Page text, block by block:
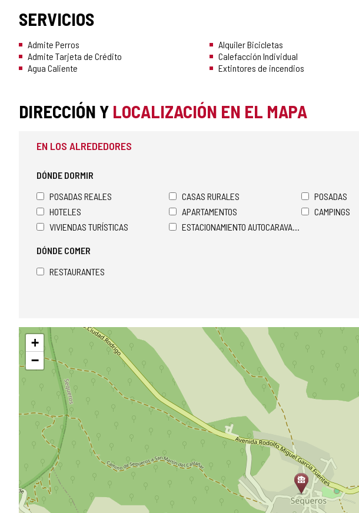
SERVICIOS
Admite Perros
Admite Tarjeta de Crédito
Agua Caliente
Alquiler Bicicletas
Calefacción Individual
Extintores de incendios
DIRECCIÓN Y LOCALIZACIÓN EN EL MAPA
EN LOS ALREDEDORES
DÓNDE DORMIR
POSADAS REALES
CASAS RURALES POSADAS
HOTELES
APARTAMENTOS CAMPINGS
VIVIENDAS TURÍSTICAS
ESTACIONAMIENTO AUTOCARAVANAS
DÓNDE COMER
RESTAURANTES
Saltar
mapa
+
−